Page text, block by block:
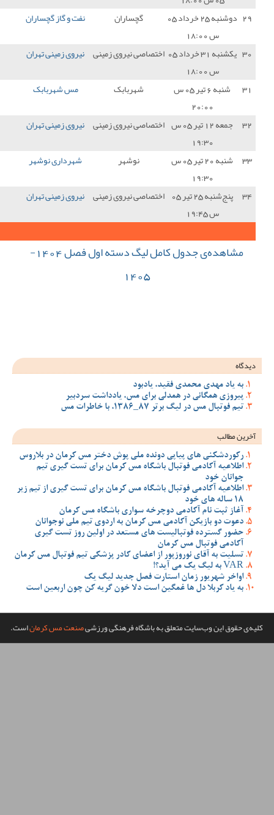
نفت و گاز گچساران 0 - 3 نیروی زمینی تهران
نیروی زمینی نیروی زمینی تهران 0 - 2 فرد البرز
مس شهربابک 1 - 0 نیروی زمینی تهران
نیروی زمینی نیروی زمینی تهران 0 - 3 پارس جنوبی جم
نوشهر شهرداری نوشهر 1 - 1 نیروی زمینی تهران
نیروی زمینی نیروی زمینی تهران 0 - 2 صنعت نفت آبادان
مشاهده‌ی جدول کامل لیگ دسته اول فصل 1404-
مس، یادداشت سردبیر
پوش دختر مس کرمان در بلاروس
مس کرمان برای تست گیری تیم
مس کرمان برای تست گیری از تیم زیر
باشگاه مس کرمان
به اردوی تیم ملی نوجوانان
در اولین روز تست گیری
کادر پزشکی تیم فوتبال مس کرمان
جدید لیگ یک
خون گریه کن چون اربعین است
فرهنگی ورزشیصنعت مس کرماناست.